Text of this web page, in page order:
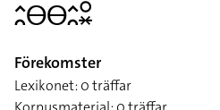
􌤵􌥘􌤫􌤫􌤵􌥘􌥰􌦂
Förekomster
Lexikonet: 0 träffar